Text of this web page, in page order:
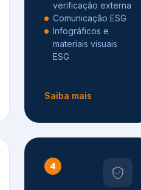
verificação externa
Comunicação ESG
Infográficos e
materiais visuais
ESG
Saiba mais
4